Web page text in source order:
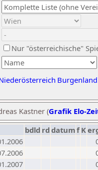
Nur "österreichische"
Burgenland
Kastner (Grafik Elo-
bdld rd datumf K